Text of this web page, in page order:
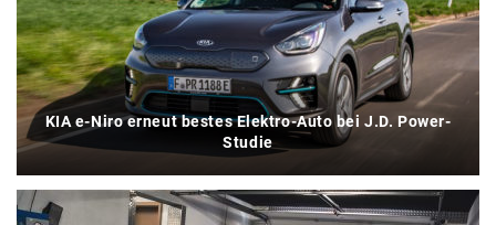
KIA e-Niro erneut bestes Elektro-Auto bei J.D. Power-
Studie